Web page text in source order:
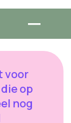
voor
op
nog